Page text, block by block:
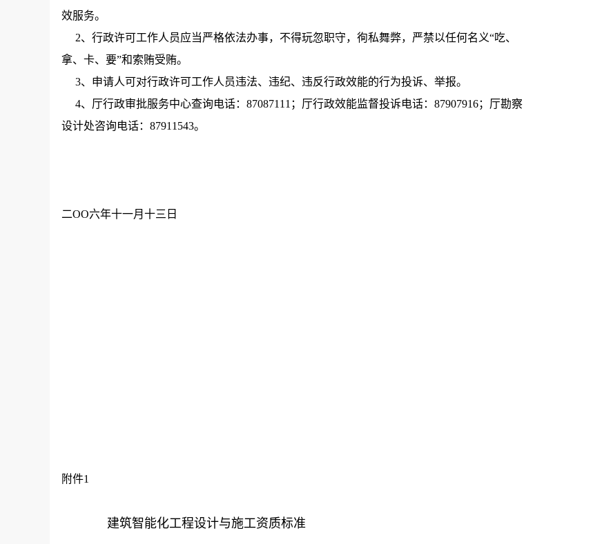
效服务。
2、行政许可工作人员应当严格依法办事，不得玩忽职守，徇私舞弊，严禁以任何名义“吃、
拿、卡、要”和索贿受贿。
3、申请人可对行政许可工作人员违法、违纪、违反行政效能的行为投诉、举报。
4、厅行政审批服务中心查询电话：87087111；厅行政效能监督投诉电话：87907916；厅勘察
设计处咨询电话：87911543。
二OO六年十一月十三日
附件1
建筑智能化工程设计与施工资质标准